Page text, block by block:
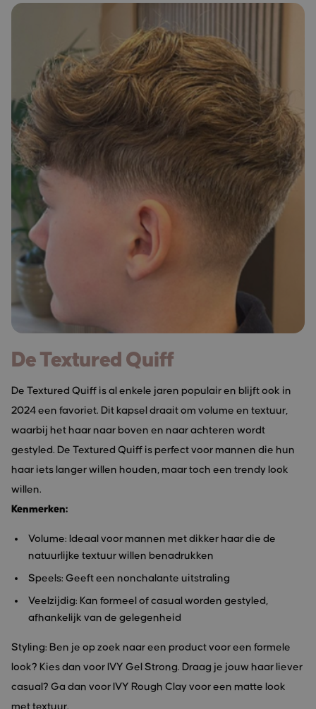
De Textured Quiff
De Textured Quiff is al enkele jaren populair en blijft ook in
2024 een favoriet. Dit kapsel draait om volume en textuur,
waarbij het haar naar boven en naar achteren wordt
gestyled. De Textured Quiff is perfect voor mannen die hun
haar iets langer willen houden, maar toch een trendy look
willen.
Kenmerken:
Volume: Ideaal voor mannen met dikker haar die de
natuurlijke textuur willen benadrukken
Speels: Geeft een nonchalante uitstraling
Veelzijdig: Kan formeel of casual worden gestyled,
afhankelijk van de gelegenheid
Styling: Ben je op zoek naar een product voor een formele
look? Kies dan voor IVY Gel Strong. Draag je jouw haar liever
casual? Ga dan voor IVY Rough Clay voor een matte look
met textuur.